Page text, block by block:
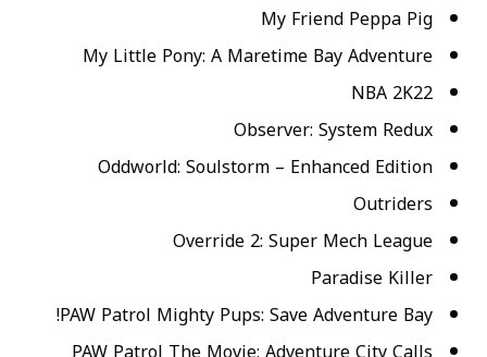
My Friend Peppa Pig
My Little Pony: A Maretime Bay Adventure
NBA 2K22
Observer: System Redux
Oddworld: Soulstorm – Enhanced Edition
Outriders
Override 2: Super Mech League
Paradise Killer
PAW Patrol Mighty Pups: Save Adventure Bay!